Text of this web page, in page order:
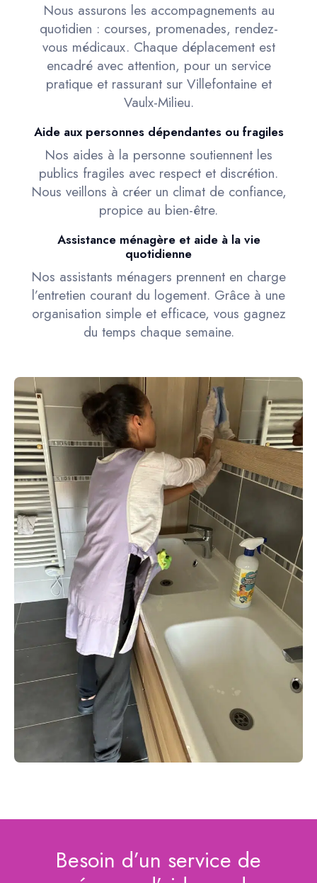
Nous assurons les accompagnements au
quotidien : courses, promenades, rendez-
vous médicaux. Chaque déplacement est
encadré avec attention, pour un service
pratique et rassurant sur Villefontaine et
Vaulx-Milieu.
Aide aux personnes dépendantes ou fragiles
Nos aides à la personne soutiennent les
publics fragiles avec respect et discrétion.
Nous veillons à créer un climat de confiance,
propice au bien-être.
Assistance ménagère et aide à la vie
quotidienne
Nos assistants ménagers prennent en charge
l’entretien courant du logement. Grâce à une
organisation simple et efficace, vous gagnez
du temps chaque semaine.
Besoin d’un service de